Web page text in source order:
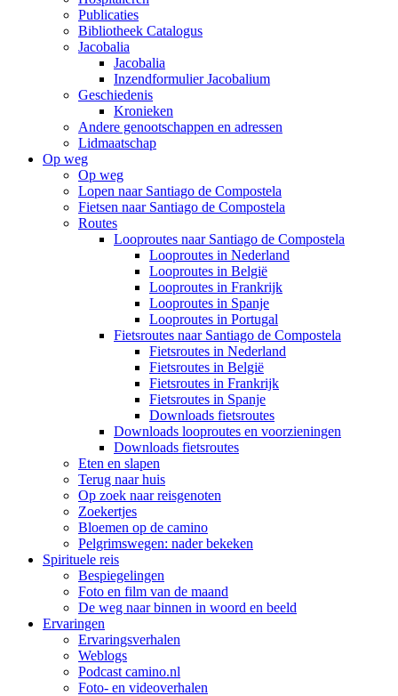
Publicaties
Bibliotheek Catalogus
Jacobalia
Jacobalia
Inzendformulier Jacobalium
Geschiedenis
Kronieken
Andere genootschappen en adressen
Lidmaatschap
Op weg
Op weg
Lopen naar Santiago de Compostela
Fietsen naar Santiago de Compostela
Routes
Looproutes naar Santiago de Compostela
Looproutes in Nederland
Looproutes in België
Looproutes in Frankrijk
Looproutes in Spanje
Looproutes in Portugal
Fietsroutes naar Santiago de Compostela
Fietsroutes in Nederland
Fietsroutes in België
Fietsroutes in Frankrijk
Fietsroutes in Spanje
Downloads fietsroutes
Downloads looproutes en voorzieningen
Downloads fietsroutes
Eten en slapen
Terug naar huis
Op zoek naar reisgenoten
Zoekertjes
Bloemen op de camino
Pelgrimswegen: nader bekeken
Spirituele reis
Bespiegelingen
Foto en film van de maand
De weg naar binnen in woord en beeld
Ervaringen
Ervaringsverhalen
Weblogs
Podcast camino.nl
Foto- en videoverhalen